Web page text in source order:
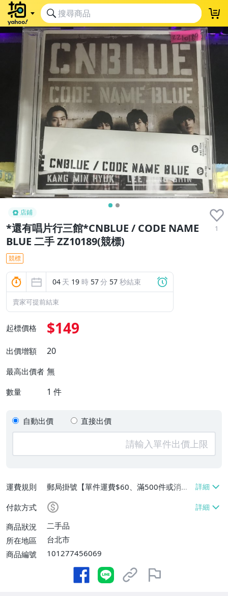
店鋪
*還有唱片行三館*CNBLUE / CODE NAME
BLUE 二手 ZZ10189(競標)
1
競標
04 天 19 時 57分 57 秒結束
賣家可提前結束
起標價格 $149
出價增額 20
最高出價者 無
數量 1 件
自動出價 直接出價
運費規則
郵局掛號【單件運費$60、滿500件或消費
滿$20000免運費】
付款方式
商品狀況
二手品
所在地區
台北市
商品編號
101277456069